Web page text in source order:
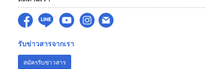
รับข่าวสารจากเรา
สมัครรับข่าวสาร